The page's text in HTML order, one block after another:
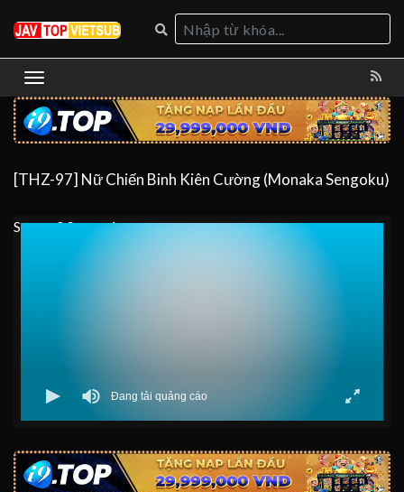
[THZ-97] Nữ Chiến Binh Kiên Cường (Monaka Sengoku)
Server 0Server 1